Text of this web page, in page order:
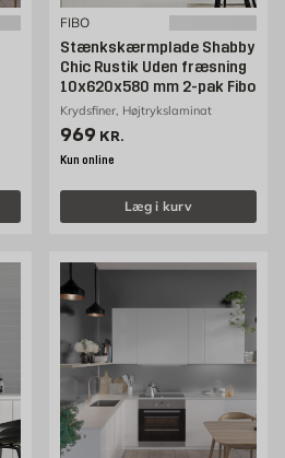
FIBO
Stænkskærmplade Shabby
Chic Rustik Uden fræsning
10x620x580 mm 2-pak Fibo
Krydsfiner, Højtrykslaminat
Pris 969 kr. /stk
969 KR.
Kun online
Læg i kurv